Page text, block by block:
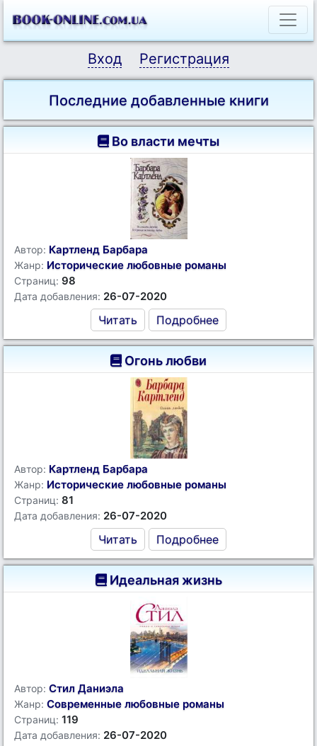
Вход Регистрация
Последние добавленные книги
Во власти мечты
Автор: Картленд Барбара
Жанр: Исторические любовные романы
Страниц: 98
Дата добавления: 26-07-2020
Читать Подробнее
Огонь любви
Автор: Картленд Барбара
Жанр: Исторические любовные романы
Страниц: 81
Дата добавления: 26-07-2020
Читать Подробнее
Идеальная жизнь
Автор: Стил Даниэла
Жанр: Современные любовные романы
Страниц: 119
Дата добавления: 26-07-2020